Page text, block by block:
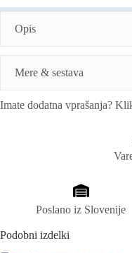
v
Opis
Mere & sestava
Mere:unisize (obseg
95% poliester, 5%
Imate dodatna vprašanja?
Poslano iz Slovenije
Podobni izdelki